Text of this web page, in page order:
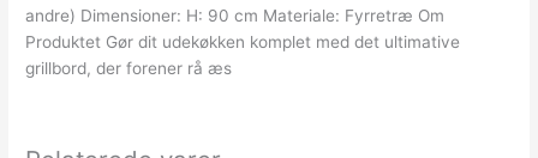
andre) Dimensioner: H: 90 cm Materiale: Fyrretræ Om
Produktet Gør dit udekøkken komplet med det ultimative
grillbord, der forener rå æs